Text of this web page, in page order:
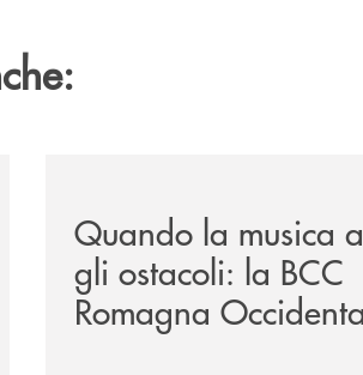
Quando la musica
gli ostacoli: la BCC
Romagna
vicina al progetto